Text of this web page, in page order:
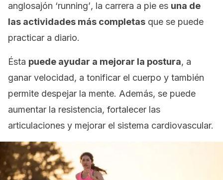
anglosajón ‘running’, la carrera a pie es una de
las actividades más completas que se puede
practicar a diario.
Ésta puede ayudar a mejorar la postura, a
ganar velocidad, a tonificar el cuerpo y también
permite despejar la mente. Además, se puede
aumentar la resistencia, fortalecer las
articulaciones y mejorar el sistema cardiovascular.